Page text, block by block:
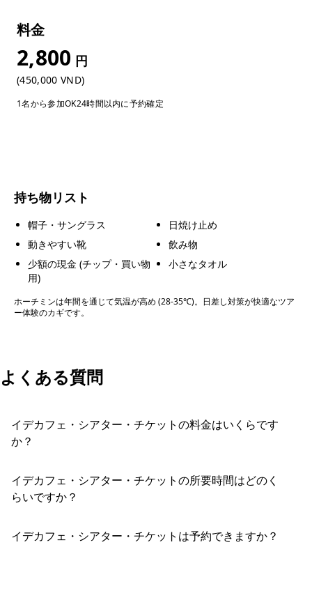
料金
2,800 円
(450,000 VND)
1名から参加OK24時間以内に予約確定
持ち物リスト
帽子・サングラス
日焼け止め
動きやすい靴
飲み物
少額の現金 (チップ・買い物
用)
小さなタオル
ホーチミンは年間を通じて気温が高め (28-35℃)。日差し対策が快適なツア
ー体験のカギです。
よくある質問
イデカフェ・シアター・チケットの料金はいくらです
か？
イデカフェ・シアター・チケットの所要時間はどのく
らいですか？
イデカフェ・シアター・チケットは予約できますか？